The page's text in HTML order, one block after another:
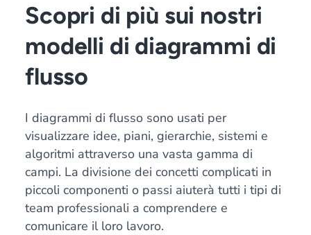
Scopri di più sui nostri
modelli di diagrammi di
flusso
I diagrammi di flusso sono usati per
visualizzare idee, piani, gierarchie, sistemi e
algoritmi attraverso una vasta gamma di
campi. La divisione dei concetti complicati in
piccoli componenti o passi aiuterà tutti i tipi di
team professionali a comprendere e
comunicare il loro lavoro.